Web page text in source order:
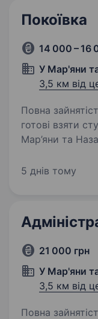
Покоївка
14 000 – 16
У Мар'яни
3,5 км від
Повна
готові взяти студента. Привіт!
Мар’яни та
у Яремчі.
5 днів тому
21 000 грн
У Мар'яни
3,5 км від
Повна зайнятість.